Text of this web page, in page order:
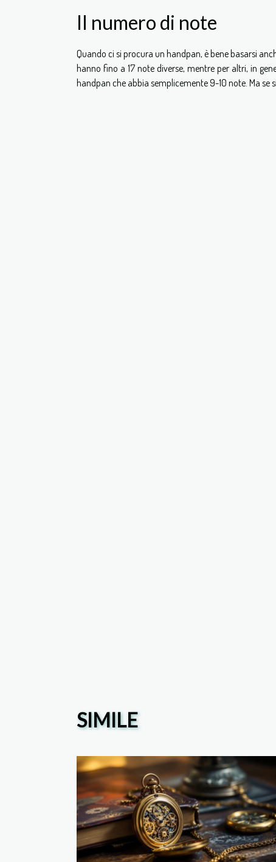
Il numero di note
Quando ci si procura un handpan, è bene basarsi
hanno fino a 17 note diverse, mentre per altri, in
handpan che abbia semplicemente 9-10 note. Ma se
SIMILE